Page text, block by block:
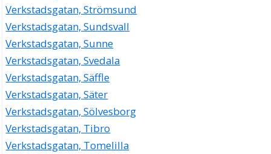
Verkstadsgatan, Strömsund
Verkstadsgatan, Sundsvall
Verkstadsgatan, Sunne
Verkstadsgatan, Svedala
Verkstadsgatan, Säffle
Verkstadsgatan, Säter
Verkstadsgatan, Sölvesborg
Verkstadsgatan, Tibro
Verkstadsgatan, Tomelilla